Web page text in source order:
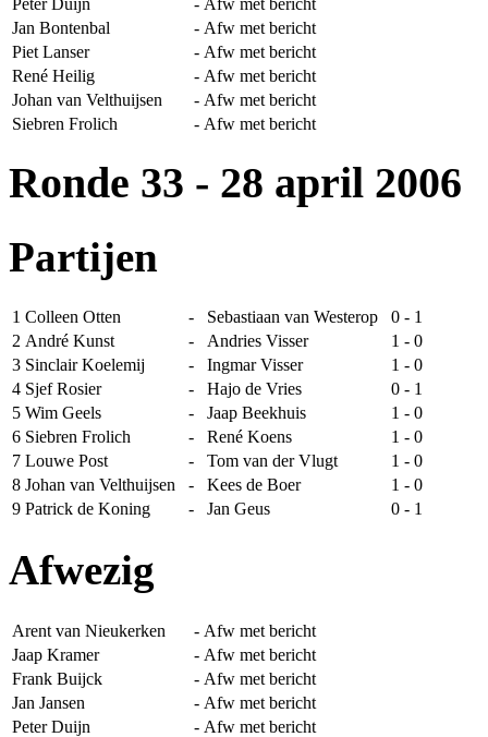
Jan Bontenbal
- Afw met bericht
Piet Lanser
- Afw met bericht
René Heilig
- Afw met bericht
Johan van Velthuijsen
- Afw met bericht
Siebren Frolich
- Afw met bericht
Ronde 33 - 28 april 2006
Partijen
1 Colleen Otten - Sebastiaan van Westerop
0 - 1
2 André Kunst - Andries Visser
1 - 0
3 Sinclair Koelemij - Ingmar Visser
1 - 0
4 Sjef Rosier - Hajo de Vries
0 - 1
5 Wim Geels - Jaap Beekhuis
1 - 0
6 Siebren Frolich - René Koens
1 - 0
7 Louwe Post - Tom van der Vlugt
1 - 0
8 Johan van Velthuijsen - Kees de Boer
1 - 0
9 Patrick de Koning - Jan Geus 0 - 1
Afwezig
Arent van Nieukerken - Afw met bericht
Jaap Kramer
- Afw met bericht
Frank Buijck
- Afw met bericht
Jan Jansen
- Afw met bericht
Peter Duijn
- Afw met bericht